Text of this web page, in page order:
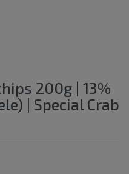
200g | 13%
| Special Crab